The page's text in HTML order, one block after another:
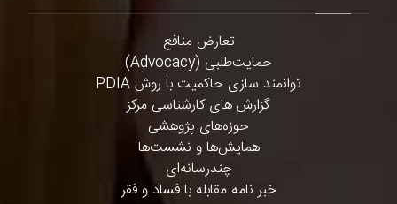
تعارض منافع
حمایت‌طلبی (Advocacy)
توانمند سازی حاکمیت با روش PDIA
گزارش های کارشناسی مرکز
حوزه‌های پژوهشی
همایش‌ها و نشست‌ها
چندرسانه‌ای
خبر نامه مقابله با فساد و فقر